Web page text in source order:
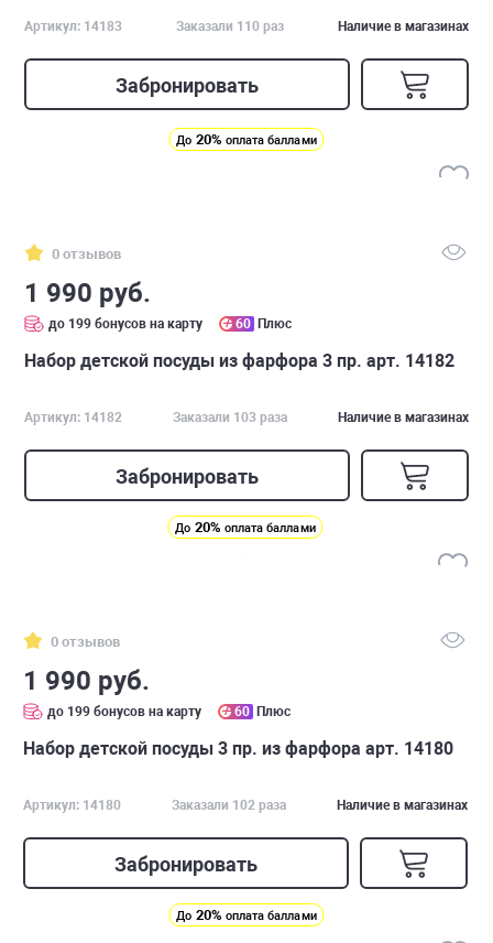
Артикул: 14183 Заказали 110 раз Наличие в магазинах
Забронировать
До 20% оплата баллами
0 отзывов
1 990 руб.
до 199 бонусов на карту 60 Плюс
Набор детской посуды из фарфора 3 пр. арт. 14182
Артикул: 14182 Заказали 103 раза Наличие в магазинах
Забронировать
До 20% оплата баллами
0 отзывов
1 990 руб.
до 199 бонусов на карту 60 Плюс
Набор детской посуды 3 пр. из фарфора арт. 14180
Артикул: 14180 Заказали 102 раза Наличие в магазинах
Забронировать
До 20% оплата баллами